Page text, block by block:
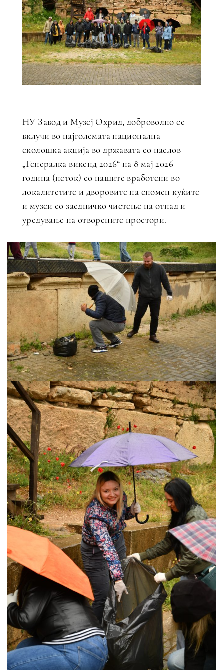
НУ Завод и Музеј Охрид, доброволно се
вклучи во најголемата национална
еколошка акција во државата со наслов
„Генералка викенд 2026“ на 8 мај 2026
година (петок) со нашите вработени во
локалитетите и дворовите на спомен куќите
и музеи со заедничко чистење на отпад и
уредување на отворените простори.